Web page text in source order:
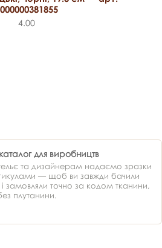
4.00
для виробництв
та дизайнерам надаємо зразки
— щоб ви завжди бачили
замовляли точно за кодом тканини,
плутанини.